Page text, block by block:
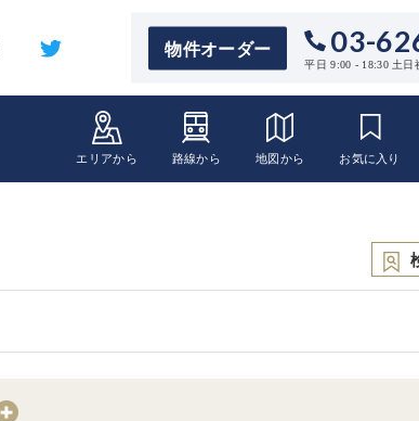
物件オーダー 03-
平日 9:00 - 18:30 土日
エリアから 路線から 地図から お気に入り